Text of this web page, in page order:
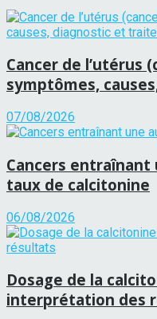
Cancer de l’utérus
symptômes,
07/08/2026
Cancers
taux de calcitonine
06/08/2026
Dosage de la
interprétation des